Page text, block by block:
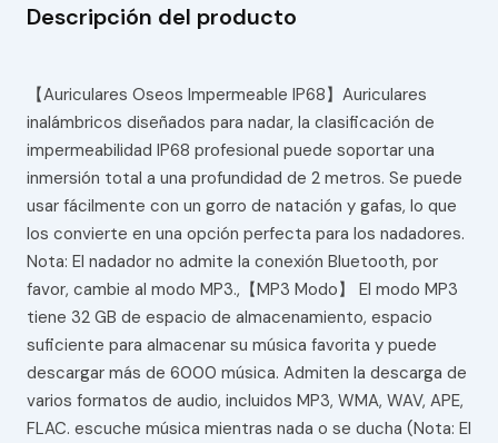
Descripción del producto
【Auriculares Oseos Impermeable IP68】Auriculares
inalámbricos diseñados para nadar, la clasificación de
impermeabilidad IP68 profesional puede soportar una
inmersión total a una profundidad de 2 metros. Se puede
usar fácilmente con un gorro de natación y gafas, lo que
los convierte en una opción perfecta para los nadadores.
Nota: El nadador no admite la conexión Bluetooth, por
favor, cambie al modo MP3.,【MP3 Modo】 El modo MP3
tiene 32 GB de espacio de almacenamiento, espacio
suficiente para almacenar su música favorita y puede
descargar más de 6000 música. Admiten la descarga de
varios formatos de audio, incluidos MP3, WMA, WAV, APE,
FLAC. escuche música mientras nada o se ducha (Nota: El